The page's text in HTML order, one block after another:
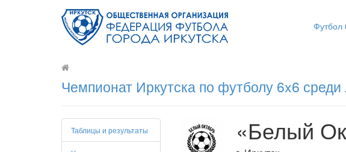
Футбол
Чемпионат Иркутска по футболу 6x6
Таблицы и результаты «Белый